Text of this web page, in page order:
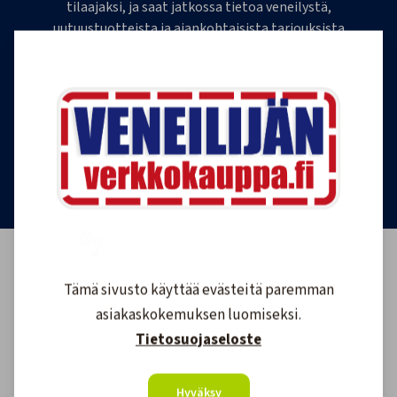
tilaajaksi, ja saat jatkossa tietoa veneilystä,
uutuustuotteista ja ajankohtaisista tarjouksista
tilauksen milloin tahansa.
Tilaa uutiskirje
Tämä sivusto käyttää evästeitä paremman
asiakaskokemuksen luomiseksi.
Tietosuojaseloste
Hyväksy